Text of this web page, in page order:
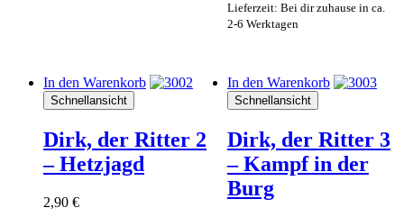
Lieferzeit: Bei dir zuhause in ca.
2-6 Werktagen
In den Warenkorb
Schnellansicht
Dirk, der Ritter 2
– Hetzjagd
2,90 €
In den Warenkorb
Schnellansicht
Dirk, der Ritter 3
– Kampf in der
Burg